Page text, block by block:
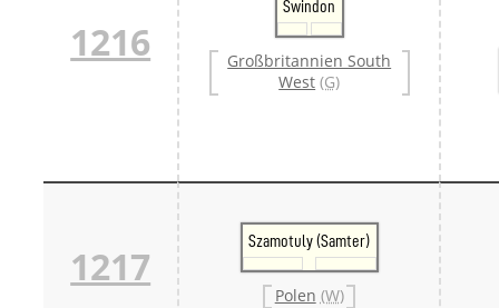
1216
Swindon
Großbritannien South
West (G)
1217
Szamotuly (Samter)
Polen (W)